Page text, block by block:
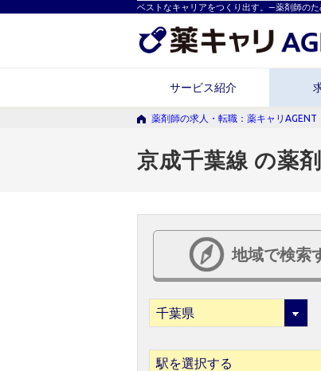
ベストなキャリアをつくり出す。―薬剤師の
サービス紹介
薬剤師の求人・転職：薬キャリAGENT
京成千葉線 の薬
地域で検索
駅を選択する